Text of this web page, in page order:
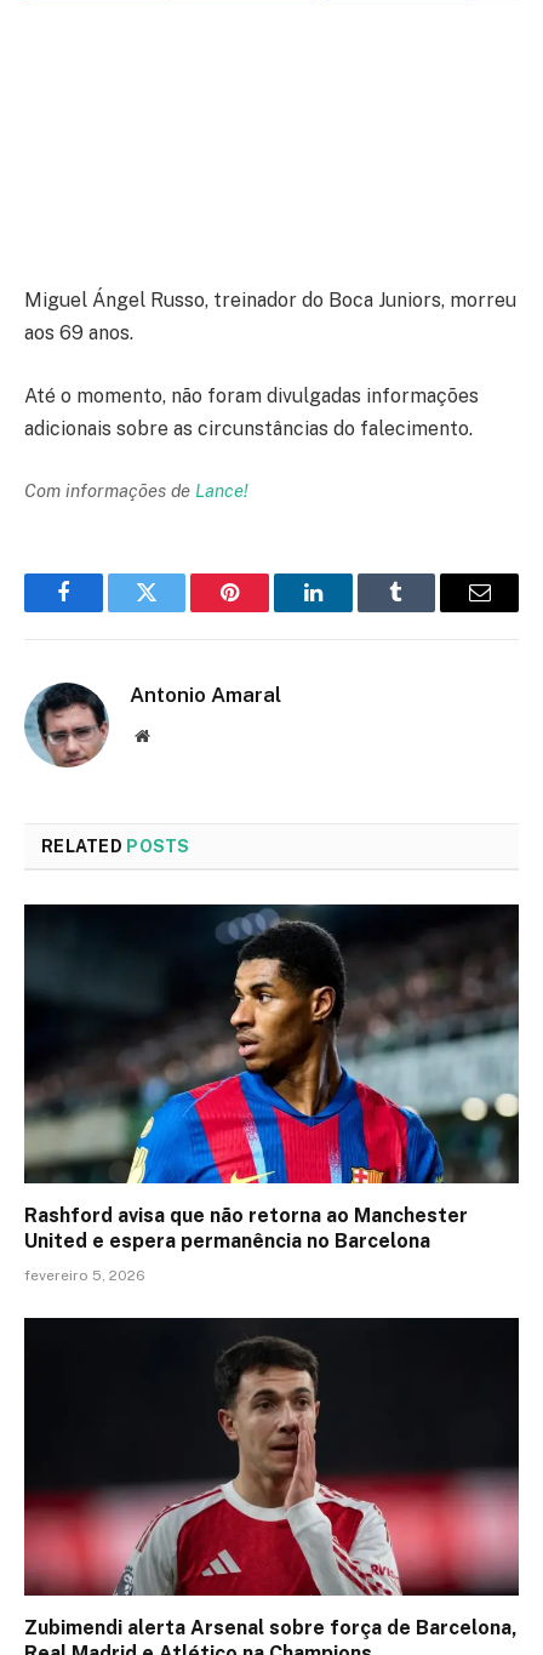
Miguel Ángel Russo, treinador do Boca Juniors, morreu
aos 69 anos.
Até o momento, não foram divulgadas informações
adicionais sobre as circunstâncias do falecimento.
Com informações de Lance!
FacebookTwitter Pinterest LinkedInTumblr Email
Antonio Amaral
Website
RELATED POSTS
Rashford avisa que não retorna ao Manchester
United e espera permanência no Barcelona
fevereiro 5, 2026
Zubimendi alerta Arsenal sobre força de Barcelona,